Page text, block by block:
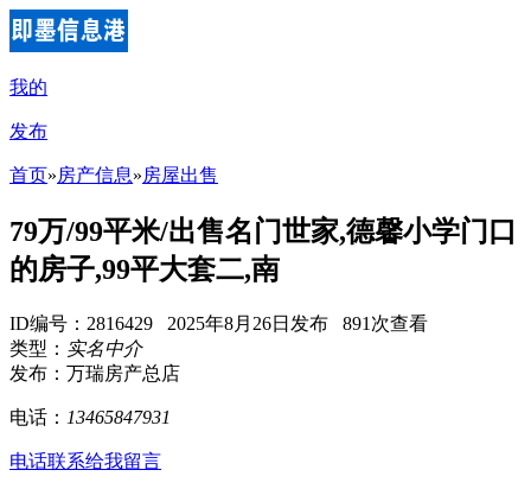
我的
发布
首页»房产信息»房屋出售
79万/99平米/出售名门世家,德馨小学门口
的房子,99平大套二,南
ID编号：2816429 2025年8月26日发布 891次查看
类型： 实名中介
发布：万瑞房产总店
电话： 13465847931
电话联系给我留言